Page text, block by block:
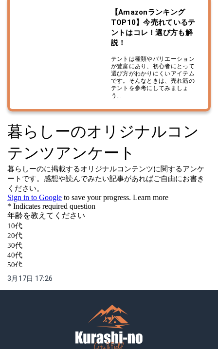
【Amazonランキング
TOP10】今売れているテ
ントはコレ！選び方も解
説！
テントは種類やバリエーション
が豊富にあり、初心者にとって
選び方がわかりにくいアイテム
です。そんなときは、売れ筋の
テントを参考にしてみましょ
う...
3月17日 17:26